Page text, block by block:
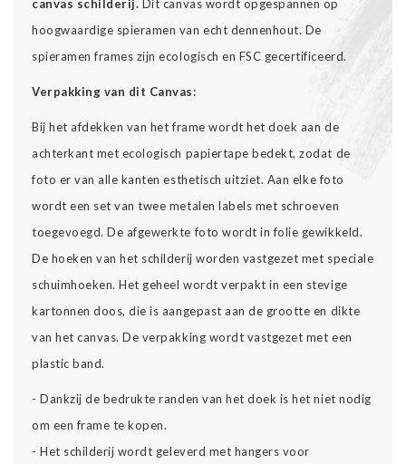
canvas schilderij. Dit canvas wordt opgespannen op
hoogwaardige spieramen van echt dennenhout. De
spieramen frames zijn ecologisch en FSC gecertificeerd.
Verpakking van dit Canvas:
Bij het afdekken van het frame wordt het doek aan de
achterkant met ecologisch papiertape bedekt, zodat de
foto er van alle kanten esthetisch uitziet. Aan elke foto
wordt een set van twee metalen labels met schroeven
toegevoegd. De afgewerkte foto wordt in folie gewikkeld.
De hoeken van het schilderij worden vastgezet met speciale
schuimhoeken. Het geheel wordt verpakt in een stevige
kartonnen doos, die is aangepast aan de grootte en dikte
van het canvas. De verpakking wordt vastgezet met een
plastic band.
- Dankzij de bedrukte randen van het doek is het niet nodig
om een frame te kopen.
- Het schilderij wordt geleverd met hangers voor